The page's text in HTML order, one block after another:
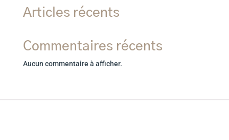
Articles récents
Commentaires récents
Aucun commentaire à afficher.